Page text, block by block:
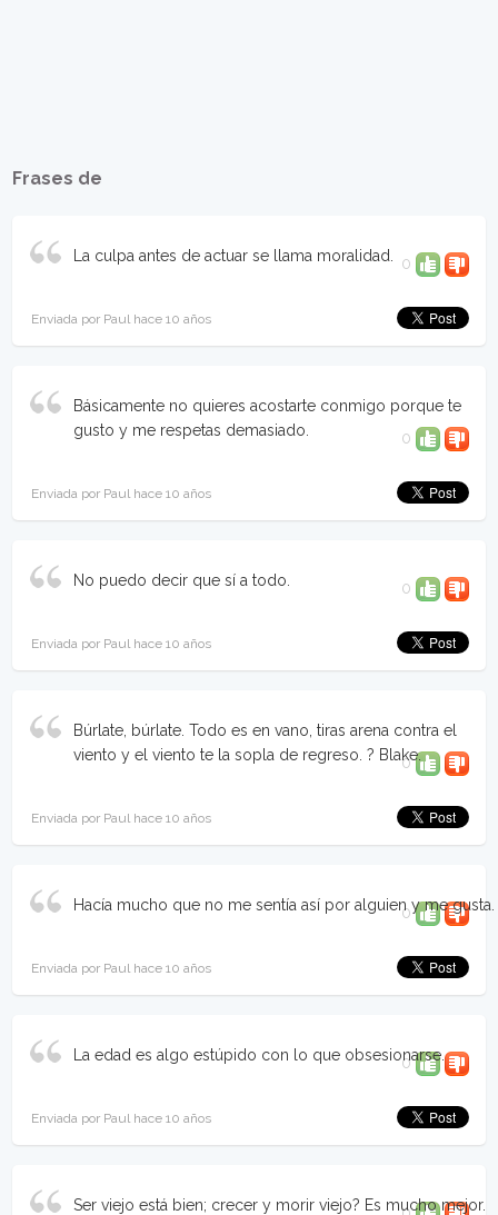
Frases de
La culpa antes de actuar se llama moralidad. 0
Enviada por Paul hace 10 años
Básicamente no quieres acostarte conmigo porque te
gusto y me respetas demasiado.
0
Enviada por Paul hace 10 años
No puedo decir que sí a todo. 0
Enviada por Paul hace 10 años
Búrlate, búrlate. Todo es en vano, tiras arena contra el
viento y el viento te la sopla de regreso. ? Blake.
0
Enviada por Paul hace 10 años
Hacía mucho que no me sentía así por alguien y me gusta.
0
Enviada por Paul hace 10 años
La edad es algo estúpido con lo que obsesionarse.
0
Enviada por Paul hace 10 años
Ser viejo está bien; crecer y morir viejo? Es mucho mejor.